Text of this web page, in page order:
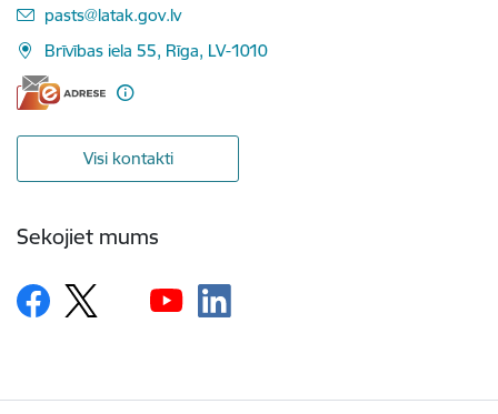
E-pasts:
pasts@latak.gov.lv
Brīvības iela 55, Rīga, LV-1010
Visi kontakti
Sekojiet mums